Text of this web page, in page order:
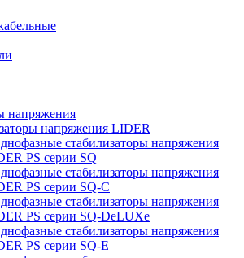
напряжения
напряжения LIDER
стабилизаторы напряжения
PS серии SQ
стабилизаторы напряжения
PS серии SQ-C
стабилизаторы напряжения
PS серии SQ-DeLUXe
стабилизаторы напряжения
PS серии SQ-E